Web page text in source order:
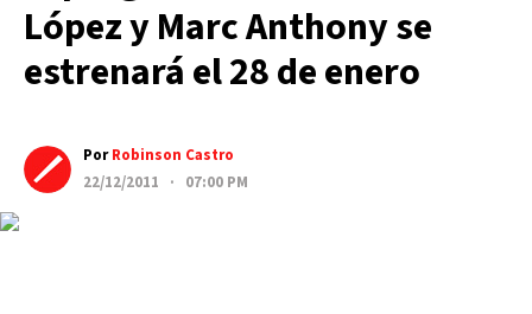
López y Marc Anthony se
estrenará el 28 de enero
PorRobinson Castro
22/12/2011 · 07:00 PM